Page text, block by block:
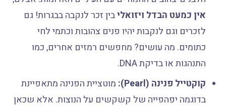
אין כמעט הבדל ויזואליבין זכר לנקבה בבגרות! גם
לזכרים וגם לנקבות יהיו פנים צהובות וכתמי לחי
כתומים. מה עושים? מחפשים רמזים אחרים, כמו
התנהגות או בדיקת DNA.
קוקטייל פנינה (Pearl):
מוטציית הפנינה מתאפיינת
בדוגמה יפהפייה של קשקשים על הנוצות. אלא שכאן